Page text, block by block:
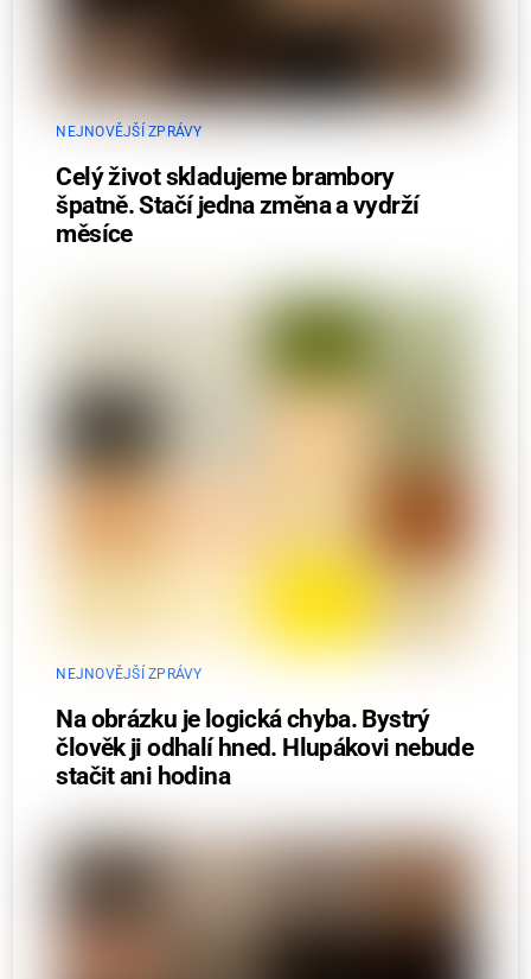
NEJNOVĚJŠÍ ZPRÁVY
Celý život skladujeme brambory
špatně. Stačí jedna změna a vydrží
měsíce
NEJNOVĚJŠÍ ZPRÁVY
Na obrázku je logická chyba. Bystrý
člověk ji odhalí hned. Hlupákovi nebude
stačit ani hodina